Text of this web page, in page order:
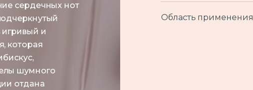
сердечных нот
и
которая
шумного
отдана
Область применения